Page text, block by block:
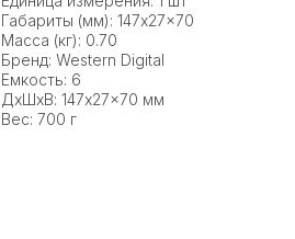
Габариты (мм): 147x27x70
Масса (кг): 0.70
Бренд: Western Digital
Емкость: 6
ДxШxВ: 147x27x70 мм
Вес: 700 г